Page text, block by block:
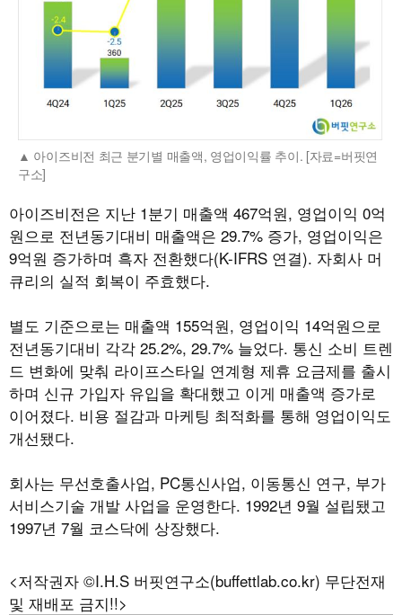
아이즈비전 최근 분기별 매출액, 영업이익률 추이. [자료=버핏연
구소]
아이즈비전은 지난 1분기 매출액 467억원, 영업이익 0억
원으로 전년동기대비 매출액은 29.7% 증가, 영업이익은
9억원 증가하며 흑자 전환했다(K-IFRS 연결). 자회사 머
큐리의 실적 회복이 주효했다.
별도 기준으로는 매출액 155억원, 영업이익 14억원으로
전년동기대비 각각 25.2%, 29.7% 늘었다. 통신 소비 트렌
드 변화에 맞춰 라이프스타일 연계형 제휴 요금제를 출시
하며 신규 가입자 유입을 확대했고 이게 매출액 증가로
이어졌다. 비용 절감과 마케팅 최적화를 통해 영업이익도
개선됐다.
회사는 무선호출사업, PC통신사업, 이동통신 연구, 부가
서비스기술 개발 사업을 운영한다. 1992년 9월 설립됐고
1997년 7월 코스닥에 상장했다.
<저작권자 ©I.H.S 버핏연구소(buffettlab.co.kr) 무단전재
및 재배포 금지!!>